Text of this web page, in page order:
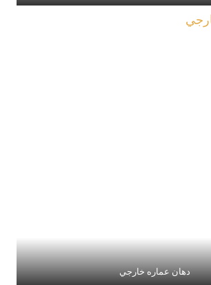
دهان عماره خارجي